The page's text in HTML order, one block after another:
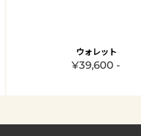
ウォレット
¥39,600 -